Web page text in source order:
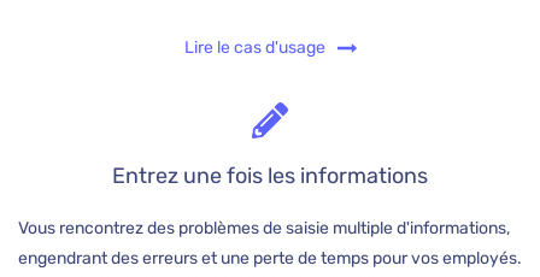
Lire le cas d'usage
Entrez une fois les informations
Vous rencontrez des problèmes de saisie multiple d'informations,
engendrant des erreurs et une perte de temps pour vos employés.